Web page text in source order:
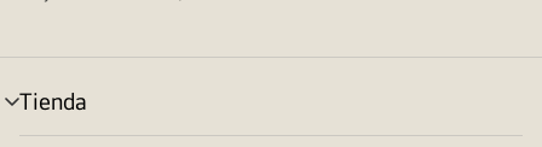
Tienda
Alternar
menú